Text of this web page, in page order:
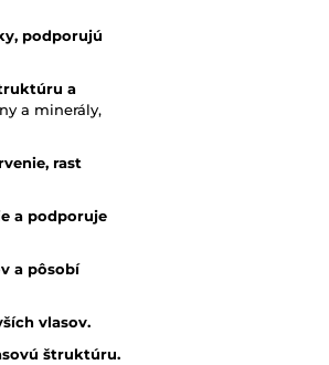
podporujú
a
a minerály,
rast
a podporuje
a pôsobí
vlasov.
štruktúru.